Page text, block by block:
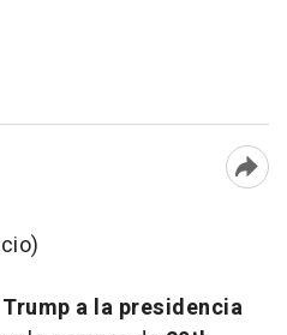
a la presidencia